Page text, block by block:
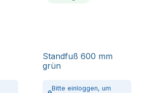
Standfuß 600 mm
grün
Bitte einloggen, um